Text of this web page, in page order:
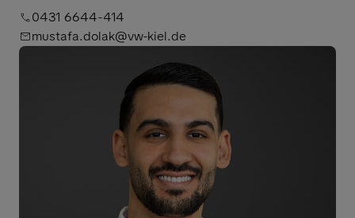
0431 6644-414
mustafa.dolak@vw-kiel.de